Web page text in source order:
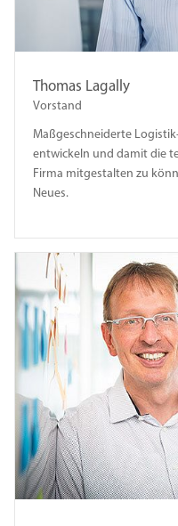
Thomas Lagally
Vorstand
Maßgeschneiderte
entwickeln und damit die
Firma mitgestalten zu
Neues.